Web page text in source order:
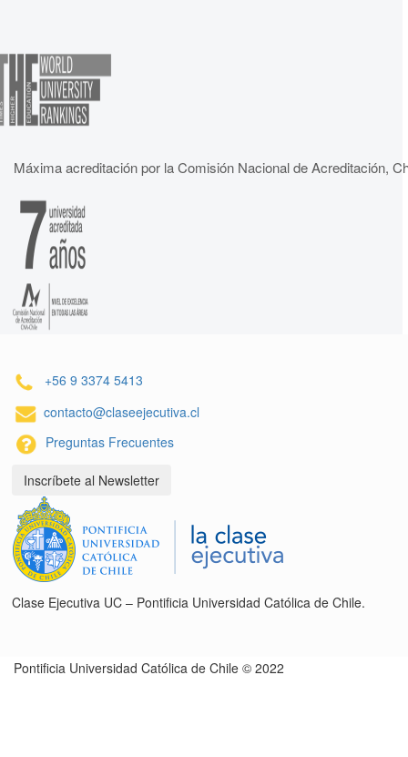
Máxima acreditación por la Comisión Nacional de Acreditación,
+56 9 3374 5413
contacto@claseejecutiva.cl
Preguntas Frecuentes
Inscríbete al Newsletter
Clase Ejecutiva UC – Pontificia Universidad Católica de Chile.
Pontificia Universidad Católica de Chile © 2022